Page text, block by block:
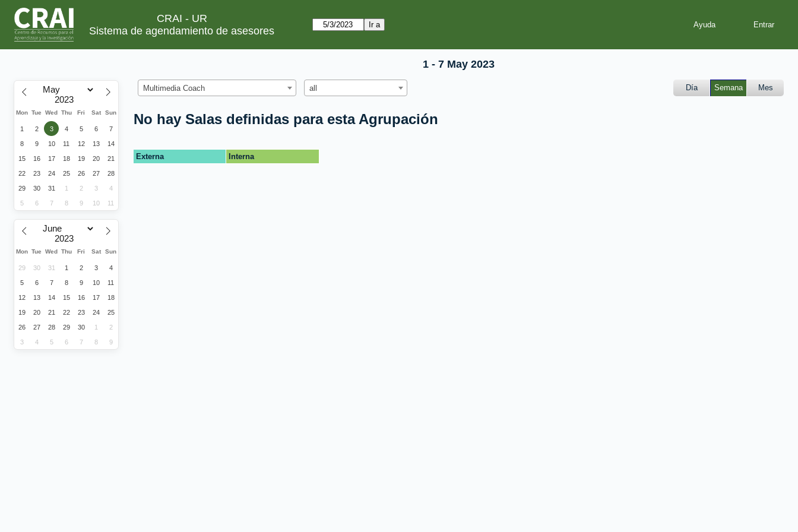
CRAI - UR
Sistema de agendamiento de asesores
Ayuda
Mon Tue Wed Thu Fri Sat Sun
1 2 3 4 5 6 7
8 9 10 11 12 13 14
15 16 17 18 19 20 21
22 23 24 25 26 27 28
29 30 31 1 2 3 4
5 6 7 8 9 10 11
Mon Tue Wed Thu Fri Sat Sun
29 30 31 1 2 3 4
5 6 7 8 9 10 11
12 13 14 15 16 17 18
19 20 21 22 23 24 25
26 27 28 29 30 1 2
3 4 5 6 7 8 9
1 - 7 May 2023
Multimedia Coach all Día Semana Mes
No hay Salas definidas para esta Agrupación
Externa Interna